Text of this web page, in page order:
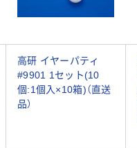
高研 イヤーパティ
#9901 1セット(10
個:1個入×10箱)（直送
品）